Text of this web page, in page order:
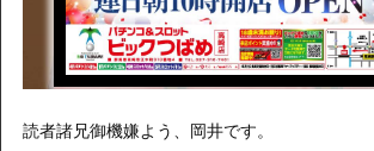
読者諸兄御機嫌よう、岡井です。